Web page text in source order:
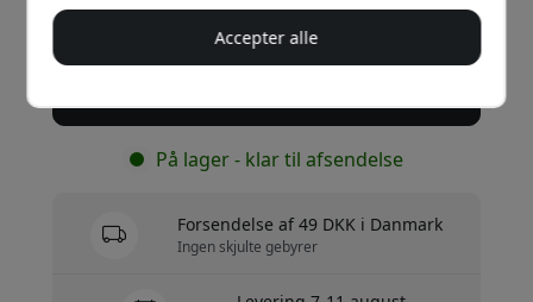
1 199 DKK
På lager - klar til afsendelse
Forsendelse af 49 DKK i Danmark
Ingen skjulte gebyrer
Accepter alle